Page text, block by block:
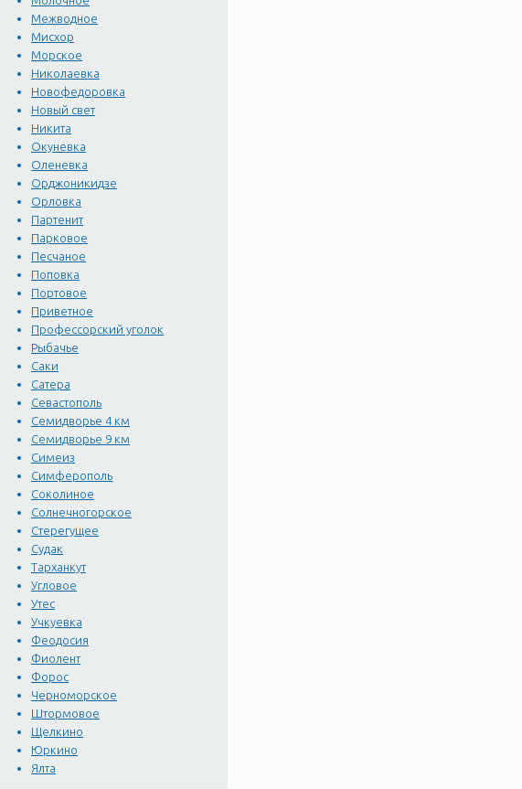
Межводное
Мисхор
Морское
Николаевка
Новофедоровка
Новый свет
Никита
Окуневка
Оленевка
Орджоникидзе
Орловка
Партенит
Парковое
Песчаное
Поповка
Портовое
Приветное
Профессорский уголок
Рыбачье
Саки
Сатера
Севастополь
Семидворье 4 км
Семидворье 9 км
Симеиз
Симферополь
Соколиное
Солнечногорское
Стерегущее
Судак
Тарханкут
Угловое
Утес
Учкуевка
Феодосия
Фиолент
Форос
Черноморское
Штормовое
Щелкино
Юркино
Ялта